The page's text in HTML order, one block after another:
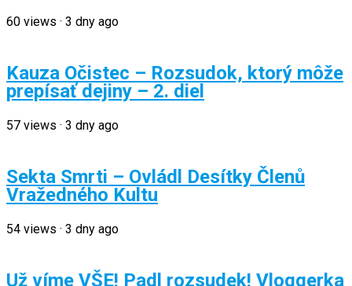
60 views · 3 dny ago
Kauza Očistec – Rozsudok, ktorý môže
prepísať dejiny – 2. diel
57 views · 3 dny ago
Sekta Smrti – Ovládl Desítky Členů
Vražedného Kultu
54 views · 3 dny ago
Už víme VŠE! Padl rozsudek! Vloggerka